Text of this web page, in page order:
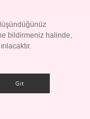
bildirmeniz halinde,